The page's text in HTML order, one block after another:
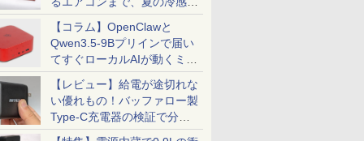
ッズ一挙紹介
【コラム】OpenClawと
Qwen3.5-9Bプリインで届い
てすぐローカルAIが動くミニ
PC「SER9 Pro」
【レビュー】給電が途切れな
い優れもの！バッファロー製
Type-C充電器の検証で分か
ったこと